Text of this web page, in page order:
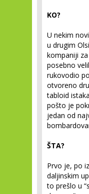
KO?
U nekim
u drugim
kompaniji
posebno
rukovodio
otvoreno
tabloid
pošto je
jedan od
ŠTA?
Prvo je, po
daljinskim
to prešlo u